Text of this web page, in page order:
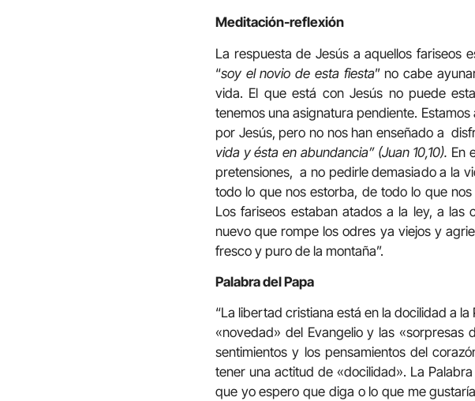
Meditación-reflexión
La respuesta de Jesús a aquellos fariseos
“soy el novio de esta fiesta” no cabe
vida. El que está con Jesús no puede
tenemos una asignatura pendiente.
por Jesús, pero no nos han enseñado a
vida y ésta en abundancia” (Juan 10,10). En
pretensiones, a no pedirle demasiado a la
todo lo que nos estorba, de todo lo que
Los fariseos estaban atados a la ley, a las
nuevo que rompe los odres ya viejos y
fresco y puro de la montaña”.
Palabra del Papa
“La libertad cristiana está en la docilidad a
«novedad» del Evangelio y las «sorpresas
sentimientos y los pensamientos del
tener una actitud de «docilidad». La
que yo espero que diga o lo que me